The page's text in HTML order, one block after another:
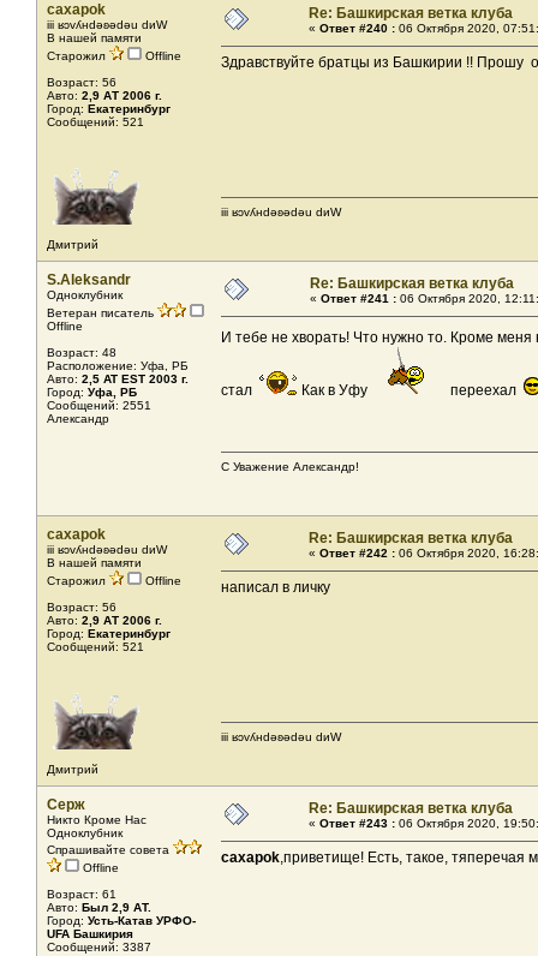
caxapok
iii ʁɔvʎнdǝʚǝdǝu dиW
В нашей памяти
Старожил
Offline
Возраст: 56
Авто: 2,9 АТ 2006 г.
Город: Екатеринбург
Сообщений: 521
Дмитрий
Re: Башкирская ветка клуба
« Ответ #240 : 06 Октября 2020,
Здравствуйте братцы из Башкирии !! Прошу
iii ʁɔvʎнdǝʚǝdǝu dиW
S.Aleksandr
Одноклубник
Ветеран писатель
Offline
Возраст: 48
Расположение: Уфа, РБ
Авто: 2,5 AT EST 2003 г.
Город: Уфа, РБ
Сообщений: 2551
Александр
Re: Башкирская ветка клуба
« Ответ #241 : 06 Октября 2020,
И тебе не хворать! Что нужно то. Кроме
стал Как в Уфу переехал
С Уважение Александр!
caxapok
iii ʁɔvʎнdǝʚǝdǝu dиW
В нашей памяти
Старожил
Offline
Возраст: 56
Авто: 2,9 АТ 2006 г.
Город: Екатеринбург
Сообщений: 521
Дмитрий
Re: Башкирская ветка клуба
« Ответ #242 : 06 Октября 2020,
написал в личку
iii ʁɔvʎнdǝʚǝdǝu dиW
Серж
Никто Кроме Нас
Одноклубник
Спрашивайте совета
Offline
Возраст: 61
Авто: Был 2,9 АТ.
Город: Усть-Катав УРФО-
UFA Башкирия
Сообщений: 3387
Re: Башкирская ветка клуба
« Ответ #243 : 06 Октября 2020,
caxapok,приветище! Есть, такое, тяперечая